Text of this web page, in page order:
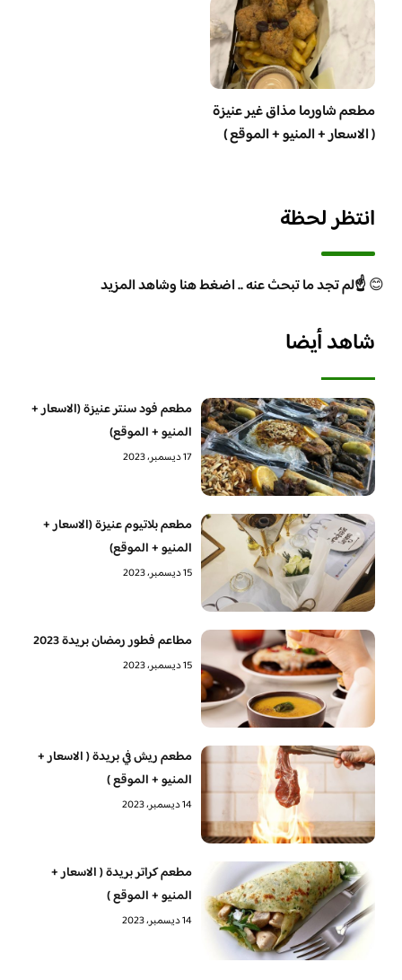
مطعم شاورما مذاق غير عنيزة
( الاسعار + المنيو + الموقع )
انتظر لحظة
😊☝️لم تجد ما تبحث عنه .. اضغط هنا وشاهد المزيد
شاهد أيضا
مطعم فود سنتر عنيزة (الاسعار +
المنيو + الموقع)
17 ديسمبر، 2023
مطعم بلاتيوم عنيزة (الاسعار +
المنيو + الموقع)
15 ديسمبر، 2023
مطاعم فطور رمضان بريدة 2023
15 ديسمبر، 2023
مطعم ريش في بريدة ( الاسعار +
المنيو + الموقع )
14 ديسمبر، 2023
مطعم كراتر بريدة ( الاسعار +
المنيو + الموقع )
14 ديسمبر، 2023